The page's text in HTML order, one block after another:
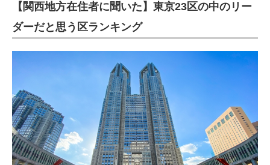
【関西地方在住者に聞いた】東京23区の中のリー
ダーだと思う区ランキング